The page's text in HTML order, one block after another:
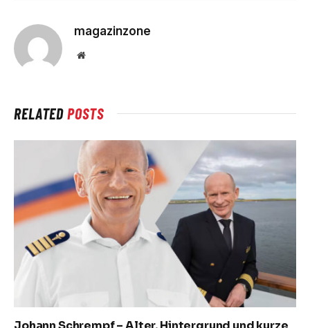
magazinzone
Website
RELATEDPOSTS